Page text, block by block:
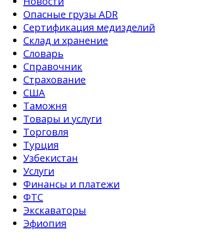
Опасные грузы ADR
Сертификация медизделий
Склад и хранение
Словарь
Справочник
Страхование
США
Таможня
Товары и услуги
Торговля
Турция
Узбекистан
Услуги
Финансы и платежи
ФТС
Экскаваторы
Эфиопия